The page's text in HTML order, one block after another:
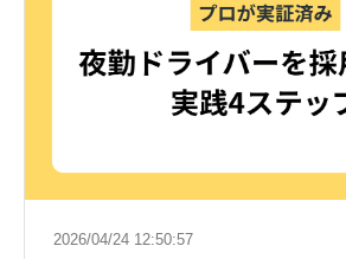
2026/04/24 12:50:57